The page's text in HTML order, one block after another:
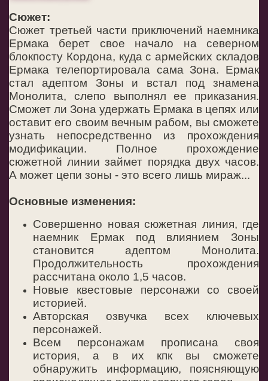
Сюжет:
Сюжет третьей части приключений наемника
Ермака берет свое начало на северном
блокпосту Кордона, куда с армейских складов
Ермака телепортировала сама Зона. Ермак
стал адептом Зоны и встал под знамена
Монолита, слепо выполнял ее приказания.
Сможет ли Зона удержать Ермака в цепях или
оставит его своим вечным рабом, вы сможете
узнать непосредственно из прохождения
модификации. Полное прохождение
сюжетной линии займет порядка двух часов.
А может цепи зоны - это всего лишь мираж...
Основные изменения:
Совершенно новая сюжетная линия, где
наемник Ермак под влиянием Зоны
становится адептом Монолита.
Продолжительность прохождения
рассчитана около 1,5 часов.
Новые квестовые персонажи со своей
историей.
Авторская озвучка всех ключевых
персонажей.
Всем персонажам прописана своя
история, а в их кпк вы сможете
обнаружить информацию, поясняющую